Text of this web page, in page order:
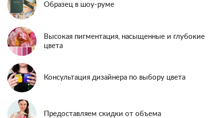
Образец в шоу-руме
Высокая пигментация, насыщенные и глубокие
цвета
Консультация дизайнера по выбору цвета
Предоставляем скидки от объема